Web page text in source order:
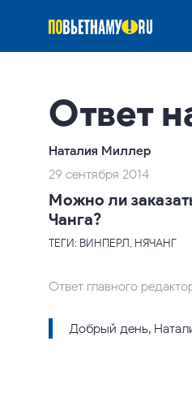
Ответ
Наталия Миллер
29 сентября 2014
Можно ли
Чанга?
ТЕГИ: ВИНПЕРЛ, НЯЧАНГ
Ответ главного
Добрый день,